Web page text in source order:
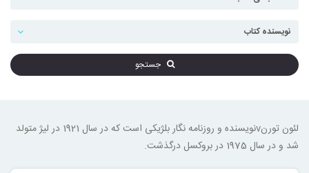
جستجو
لئون تورنvنویسنده و روزنامه نگار بلژیکی است که در سال 1921 در لیژ متولد
شد و در سال 1975 در بروکسل درگذشت.